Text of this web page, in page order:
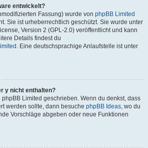
entwickelt?
Fassung) wurde von phpBB Limited
Sie ist urheberrechtlich geschützt. Sie wurde unter
Version 2 (GPL-2.0) veröffentlicht und kann
Details findest du
. Eine deutschsprachige Anlaufstelle ist unter
y nicht enthalten?
Limited geschrieben. Wenn du denkst, dass
werden sollte, dann besuche phpBB Ideas, wo du
Vorschläge abgeben oder neue Funktionen